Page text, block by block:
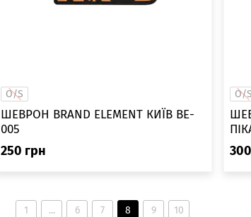
O/S
ШЕВРОН BRAND ELEMENT КИЇВ BE-
005
250 грн
O/S
300
1 ... 6 7 8 9 10